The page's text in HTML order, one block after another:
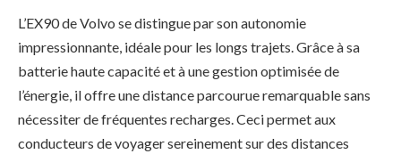
L’EX90 de Volvo se distingue par son autonomie
impressionnante, idéale pour les longs trajets. Grâce à sa
batterie haute capacité et à une gestion optimisée de
l’énergie, il offre une distance parcourue remarquable sans
nécessiter de fréquentes recharges. Ceci permet aux
conducteurs de voyager sereinement sur des distances